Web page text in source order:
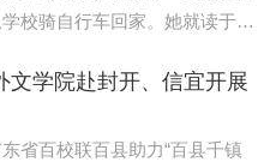
校骑自行车回家。她就读于广
上头盔，扎两条麻花辫，身穿
文学院赴封开、信宜开展
省百校联百县助力“百县千镇